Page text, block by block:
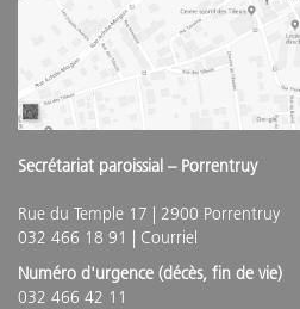
Secrétariat paroissial – Porrentruy
Rue du Temple 17 | 2900 Porrentruy
032 466 18 91 | Courriel
Numéro d'urgence (décès, fin de vie)
032 466 42 11